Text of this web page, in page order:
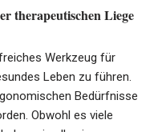
therapeutischen Liege
Werkzeug für
Leben zu führen.
Bedürfnisse
Obwohl es viele